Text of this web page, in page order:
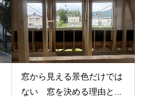
窓から見える景色だけでは
ない 窓を決める理由と...